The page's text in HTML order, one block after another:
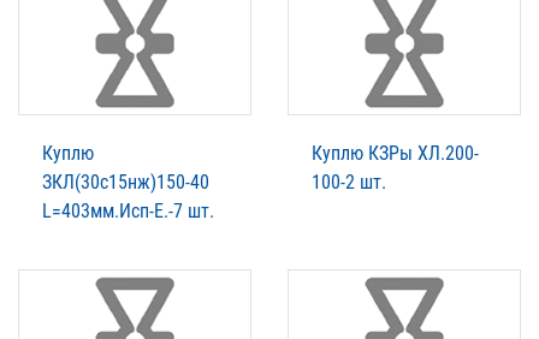
Куплю
ЗКЛ(30с15нж)150-40
L=403мм.Исп-Е.-7 шт.
Куплю КЗРы ХЛ.200-
100-2 шт.